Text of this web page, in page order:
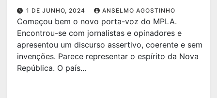
1 DE JUNHO, 2024 ANSELMO AGOSTINHO
Começou bem o novo porta-voz do MPLA.
Encontrou-se com jornalistas e opinadores e
apresentou um discurso assertivo, coerente e sem
invenções. Parece representar o espírito da Nova
República. O país…